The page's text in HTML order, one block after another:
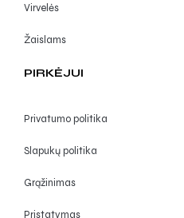
Virvelės
Žaislams
PIRKĖJUI
Privatumo politika
Slapukų politika
Grąžinimas
Pristatymas